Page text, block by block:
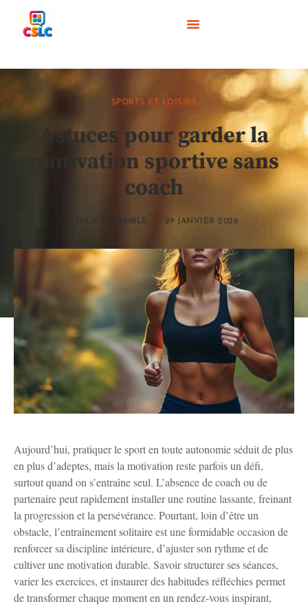
SPORTS ET LOISIRS
Astuces pour garder la
motivation sportive sans
coach
JULIEN COMBLE 29 JANVIER 2026
Aujourd’hui, pratiquer le sport en toute autonomie séduit de plus
en plus d’adeptes, mais la motivation reste parfois un défi,
surtout quand on s’entraîne seul. L’absence de coach ou de
partenaire peut rapidement installer une routine lassante, freinant
la progression et la persévérance. Pourtant, loin d’être un
obstacle, l’entraînement solitaire est une formidable occasion de
renforcer sa discipline intérieure, d’ajuster son rythme et de
cultiver une motivation durable. Savoir structurer ses séances,
varier les exercices, et instaurer des habitudes réfléchies permet
de transformer chaque moment en un rendez-vous inspirant,